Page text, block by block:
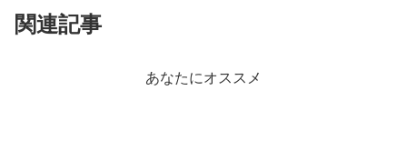
関連記事
あなたにオススメ